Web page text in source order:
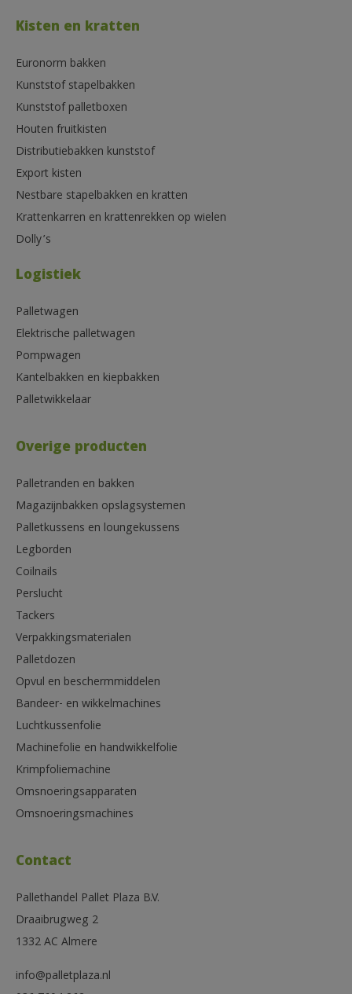
Kisten en kratten
Euronorm bakken
Kunststof stapelbakken
Kunststof palletboxen
Houten fruitkisten
Distributiebakken kunststof
Export kisten
Nestbare stapelbakken en kratten
Krattenkarren en krattenrekken op wielen
Dolly’s
Logistiek
Palletwagen
Elektrische palletwagen
Pompwagen
Kantelbakken en kiepbakken
Palletwikkelaar
Overige producten
Palletranden en bakken
Magazijnbakken opslagsystemen
Palletkussens en loungekussens
Legborden
Coilnails
Perslucht
Tackers
Verpakkingsmaterialen
Palletdozen
Opvul en beschermmiddelen
Bandeer- en wikkelmachines
Luchtkussenfolie
Machinefolie en handwikkelfolie
Krimpfoliemachine
Omsnoeringsapparaten
Omsnoeringsmachines
Contact
Pallethandel Pallet Plaza B.V.
Draaibrugweg 2
1332 AC Almere
info@palletplaza.nl